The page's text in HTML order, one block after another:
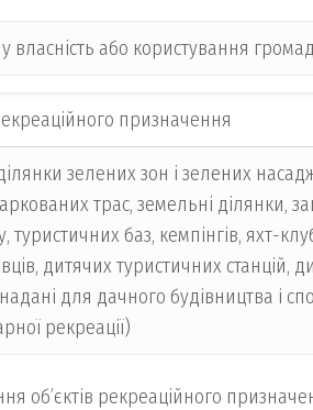
у власність або користування
призначення
зелених зон і зелених
трас, земельні ділянки,
туристичних баз, кемпінгів, яхт-
дитячих туристичних станцій,
для дачного будівництва і
рекреації)
об’єктів рекреаційного